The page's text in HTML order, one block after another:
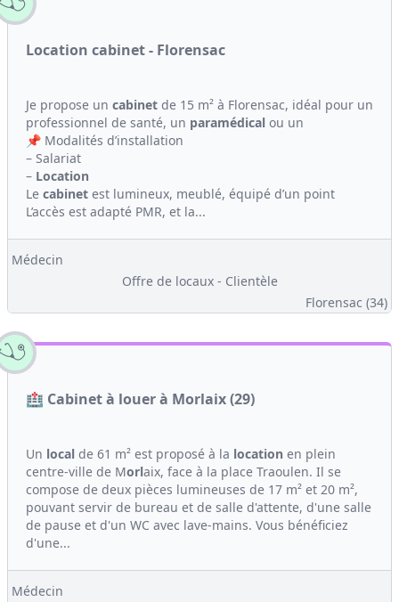
Location cabinet - Florensac
Je propose un cabinet de 15 m² à Florensac, idéal pour un
professionnel de santé, un paramédical ou un
📌 Modalités d’installation
– Salariat
– Location
Le cabinet est lumineux, meublé, équipé d’un point
L’accès est adapté PMR, et la...
Médecin
Offre de locaux - Clientèle
Florensac (34)
🏥 Cabinet à louer à Morlaix (29)
Un local de 61 m² est proposé à la location en plein
centre-ville de Morlaix, face à la place Traoulen. Il se
compose de deux pièces lumineuses de 17 m² et 20 m²,
pouvant servir de bureau et de salle d'attente, d'une salle
de pause et d'un WC avec lave-mains. Vous bénéficiez
d'une...
Médecin